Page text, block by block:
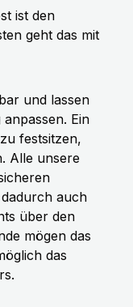
ist den
geht das mit
und lassen
Ein
festsitzen,
Alle unsere
auch
über den
mögen das
das